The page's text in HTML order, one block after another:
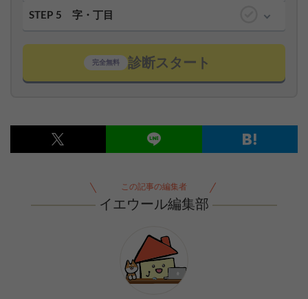
STEP 5 字・丁目
完全無料 診断スタート
この記事の編集者
イエウール編集部